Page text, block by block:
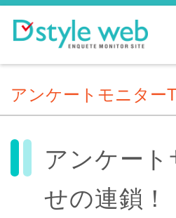
アンケートモニター
アンケー
せの連鎖！